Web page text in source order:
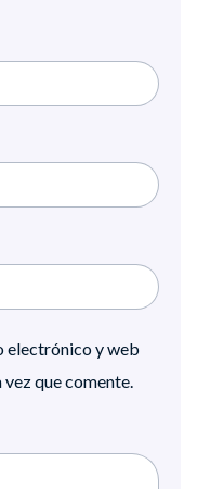
electrónico y web
que comente.